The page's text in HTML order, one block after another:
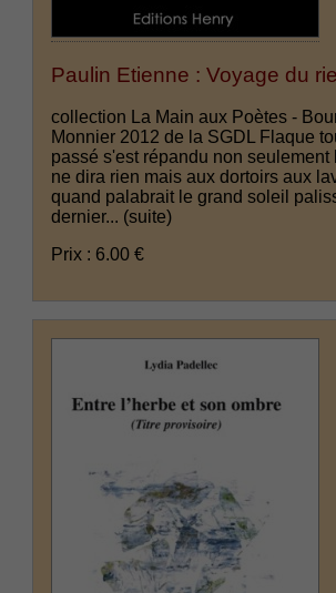
Paulin Etienne : Voyage du
collection La Main aux Poètes -
Monnier 2012 de la SGDL Flaque
passé s'est répandu non seulement
ne dira rien mais aux dortoirs aux
quand palabrait le grand soleil
dernier... (suite)
Prix : 6.00 €